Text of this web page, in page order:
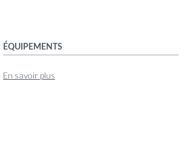
ÉQUIPEMENTS
En savoir plus